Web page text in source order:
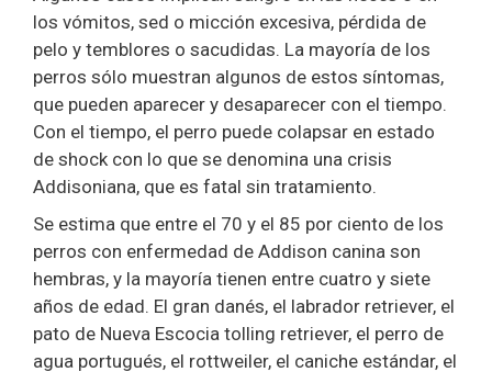
los vómitos, sed o micción excesiva, pérdida de
pelo y temblores o sacudidas. La mayoría de los
perros sólo muestran algunos de estos síntomas,
que pueden aparecer y desaparecer con el tiempo.
Con el tiempo, el perro puede colapsar en estado
de shock con lo que se denomina una crisis
Addisoniana, que es fatal sin tratamiento.
Se estima que entre el 70 y el 85 por ciento de los
perros con enfermedad de Addison canina son
hembras, y la mayoría tienen entre cuatro y siete
años de edad. El gran danés, el labrador retriever, el
pato de Nueva Escocia tolling retriever, el perro de
agua portugués, el rottweiler, el caniche estándar, el